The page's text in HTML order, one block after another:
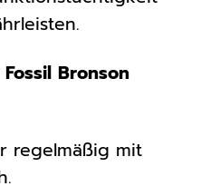
Bronson
regelmäßig mit